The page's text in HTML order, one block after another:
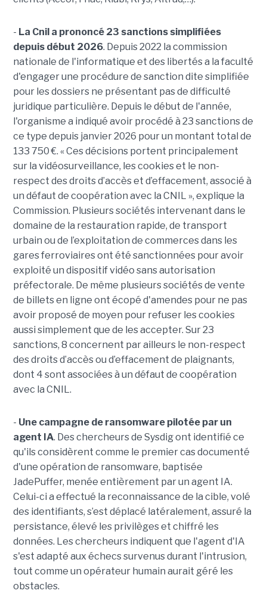
- La Cnil a prononcé 23 sanctions simplifiées
depuis début 2026. Depuis 2022 la commission
nationale de l'informatique et des libertés a la faculté
d'engager une procédure de sanction dite simplifiée
pour les dossiers ne présentant pas de difficulté
juridique particulière. Depuis le début de l'année,
l'organisme a indiqué avoir procédé à 23 sanctions de
ce type depuis janvier 2026 pour un montant total de
133 750 €. « Ces décisions portent principalement
sur la vidéosurveillance, les cookies et le non-
respect des droits d’accès et d’effacement, associé à
un défaut de coopération avec la CNIL », explique la
Commission. Plusieurs sociétés intervenant dans le
domaine de la restauration rapide, de transport
urbain ou de l’exploitation de commerces dans les
gares ferroviaires ont été sanctionnées pour avoir
exploité un dispositif vidéo sans autorisation
préfectorale. De même plusieurs sociétés de vente
de billets en ligne ont écopé d'amendes pour ne pas
avoir proposé de moyen pour refuser les cookies
aussi simplement que de les accepter. Sur 23
sanctions, 8 concernent par ailleurs le non-respect
des droits d’accès ou d’effacement de plaignants,
dont 4 sont associées à un défaut de coopération
avec la CNIL.
- Une campagne de ransomware pilotée par un
agent IA. Des chercheurs de Sysdig ont identifié ce
qu'ils considèrent comme le premier cas documenté
d'une opération de ransomware, baptisée
JadePuffer, menée entièrement par un agent IA.
Celui-ci a effectué la reconnaissance de la cible, volé
des identifiants, s’est déplacé latéralement, assuré la
persistance, élevé les privilèges et chiffré les
données. Les chercheurs indiquent que l'agent d'IA
s'est adapté aux échecs survenus durant l'intrusion,
tout comme un opérateur humain aurait géré les
obstacles.